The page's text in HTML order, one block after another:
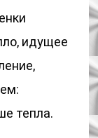
идущее
тепла.